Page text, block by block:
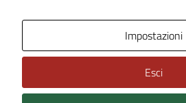
Impostazioni
Esci